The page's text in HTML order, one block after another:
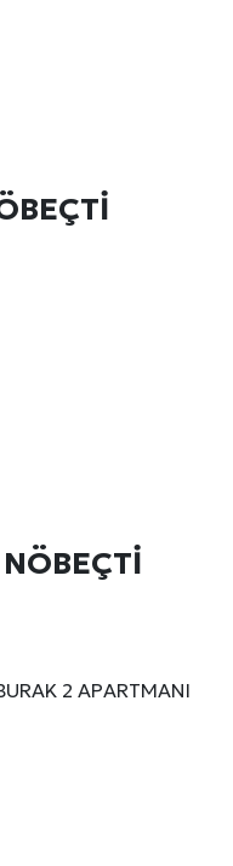
2 APARTMANI
Önerileri: Yumuşak
Kanalı Avantajları